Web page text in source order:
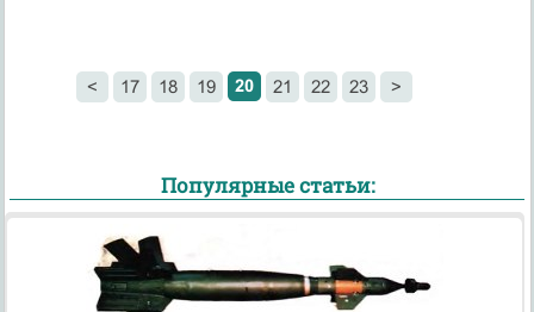
< 17 18 19 20 21 22 23 >
Популярные статьи: